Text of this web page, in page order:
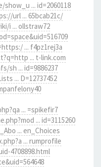
... id=2060118
url ... 65bcab21c/
i ... ollstraw72
... f4pz1rej3a
... t-link.com
sh ... id=9886237
... D=12737452
... =spikefir7
... id=3115260
... en_Choices
... rumprofile
4708898.html